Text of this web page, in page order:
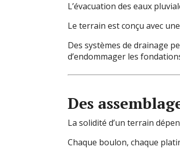
L’évacuation des eaux
Le terrain est conçu avec
Des systèmes de drainage
d’endommager les
Des
La solidité d’un terrain
Chaque boulon, chaque